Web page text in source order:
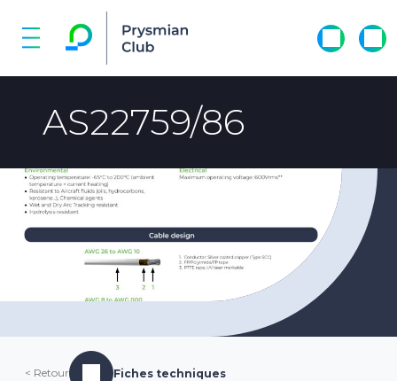
AS22759/86
< Retour Fiches techniques